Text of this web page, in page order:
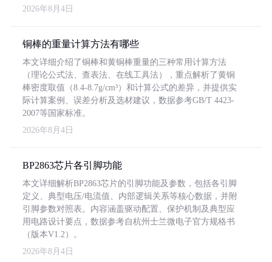
2026年8月4日
铜棒的重量计算方法有哪些
本文详细介绍了铜棒和黄铜棒重量的三种常用计算方法
（理论公式法、查表法、在线工具法），重点解析了黄铜
棒密度取值（8.4-8.7g/cm³）和计算公式的差异，并提供实
际计算案例、误差分析及选材建议，数据参考GB/T 4423-
2007等国家标准。
2026年8月4日
BP2863芯片各引脚功能
本文详细解析BP2863芯片的引脚功能及参数，包括各引脚
定义、典型电压/电流值、内部逻辑关系等核心数据，并附
引脚参数对照表。内容涵盖驱动配置、保护机制及典型应
用电路设计要点，数据参考自杭州士兰微电子官方规格书
（版本V1.2）。
2026年8月4日